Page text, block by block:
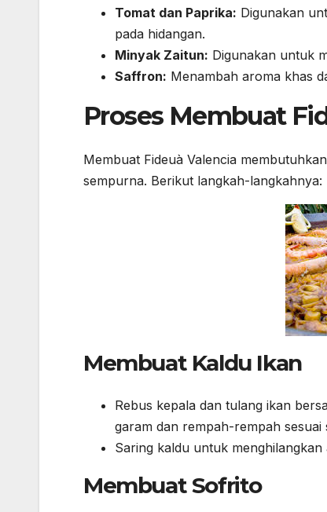
Tomat dan Paprika: Digunakan
pada hidangan.
Minyak Zaitun: Digunakan untuk
Saffron: Menambah aroma khas
Proses Membuat
Membuat Fideuà Valencia
sempurna. Berikut langkah-langkahnya:
Membuat Kaldu Ikan
Rebus kepala dan tulang ikan
garam dan rempah-rempah sesuai
Saring kaldu untuk menghilangkan
Membuat Sofrito